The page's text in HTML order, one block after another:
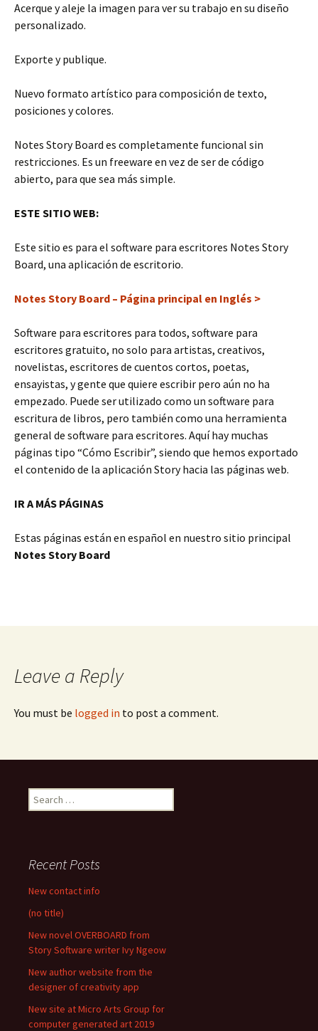
Acerque y aleje la imagen para ver su trabajo en su diseño
personalizado.
Exporte y publique.
Nuevo formato artístico para composición de texto,
posiciones y colores.
Notes Story Board es completamente funcional sin
restricciones. Es un freeware en vez de ser de código
abierto, para que sea más simple.
ESTE SITIO WEB:
Este sitio es para el software para escritores Notes Story
Board, una aplicación de escritorio.
Notes Story Board – Página principal en Inglés >
Software para escritores para todos, software para
escritores gratuito, no solo para artistas, creativos,
novelistas, escritores de cuentos cortos, poetas,
ensayistas, y gente que quiere escribir pero aún no ha
empezado. Puede ser utilizado como un software para
escritura de libros, pero también como una herramienta
general de software para escritores. Aquí hay muchas
páginas tipo “Cómo Escribir”, siendo que hemos exportado
el contenido de la aplicación Story hacia las páginas web.
IR A MÁS PÁGINAS
Estas páginas están en español en nuestro sitio principal
Notes Story Board
Leave a Reply
You must be logged in to post a comment.
Search
for:
Recent Posts
New contact info
(no title)
New novel OVERBOARD from
Story Software writer Ivy Ngeow
New author website from the
designer of creativity app
New site at Micro Arts Group for
computer generated art 2019